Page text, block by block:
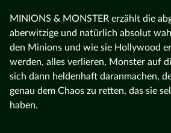
MINIONS & MONSTER erzählt die
aberwitzige und natürlich absolut
den Minions und wie sie Hollywood
werden, alles verlieren, Monster auf
sich dann heldenhaft daranmachen,
genau dem Chaos zu retten, das sie
haben.